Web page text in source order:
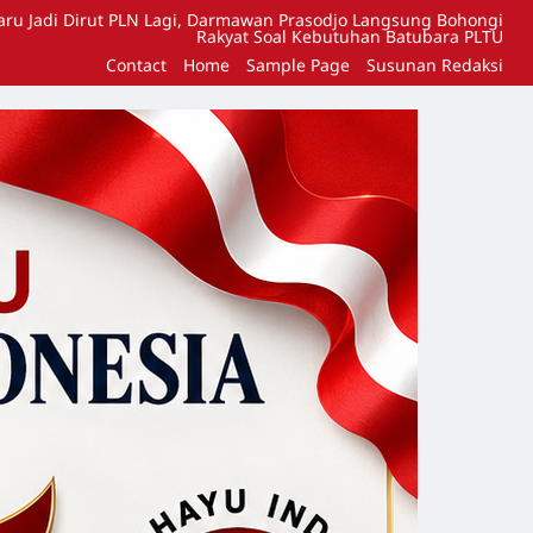
Jadi Dirut PLN Lagi, Darmawan Prasodjo Langsung Bohongi
Rakyat Soal Kebutuhan Batubara PLTU
Contact
Home Sample Page Susunan Redaksi